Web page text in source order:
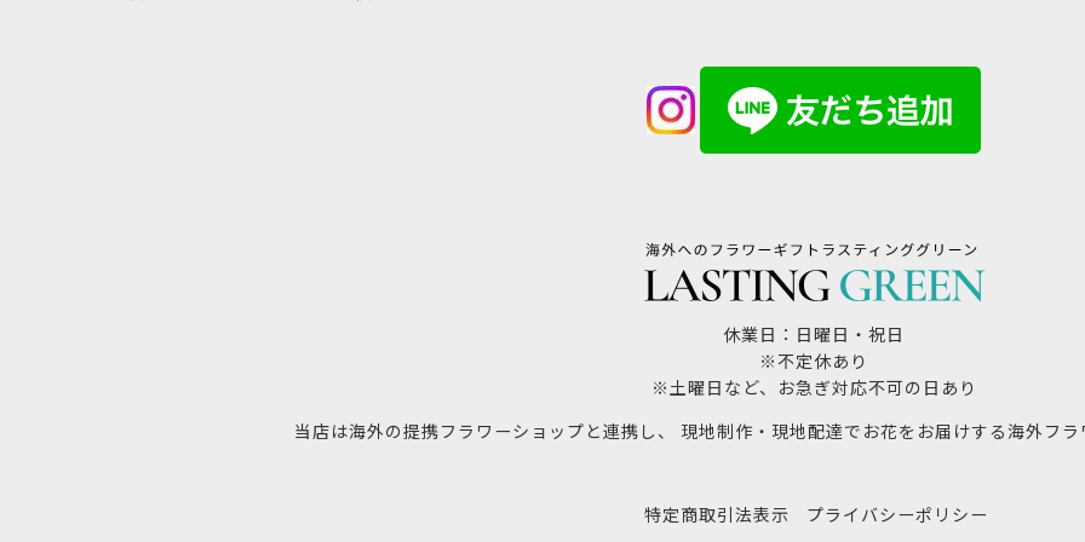
休業日：日曜日・祝日
※不定休あり
※土曜日など、お急ぎ対応不可の日あり
当店は海外の提携フラワーショップと連携し、 現地制作・現地配達でお花をお届けする海外フラ
特定商取引法表示 プライバシーポリシー